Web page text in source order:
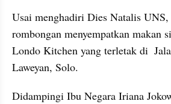
Usai menghadiri Dies Natalis UNS,
rombongan menyempatkan makan
Londo Kitchen yang terletak di
Laweyan, Solo.
Didampingi Ibu Negara Iriana